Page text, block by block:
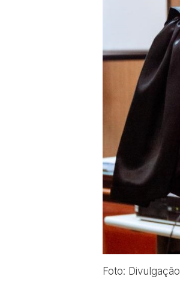
Foto: Divulgação